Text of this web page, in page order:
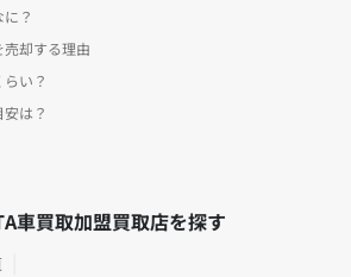
？
却する理由
い？
は？
車買取加盟買取店を探す